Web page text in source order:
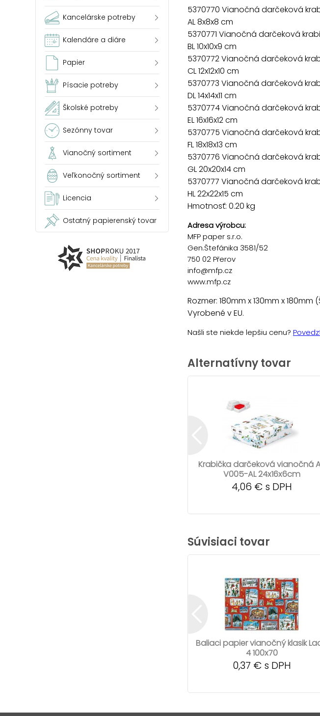
Kancelárske potreby
Kalendáre a diáre
Papier
Písacie potreby
Školské potreby
Sezónny tovar
Vianočný sortiment
Veľkonočný sortiment
Licencia
Ostatný papierenský tovar
5370770 Vianočná darčeková
AL 8x8x8 cm
5370771 Vianočná darčeková
BL 10x10x9 cm
5370772 Vianočná darčeková
CL 12x12x10 cm
5370773 Vianočná darčeková
DL 14x14x11 cm
5370774 Vianočná darčeková
EL 16x16x12 cm
5370775 Vianočná darčeková
FL 18x18x13 cm
5370776 Vianočná darčeková
GL 20x20x14 cm
5370777 Vianočná darčeková
HL 22x22x15 cm
Hmotnosť: 0.20 kg
Adresa výrobcu:
MFP paper s.r.o.
Gen.Štefánika 3581/52
750 02 Přerov
info@mfp.cz
www.mfp.cz
Rozmer: 180mm x 130mm x 180mm
Vyrobené v EU.
Našli ste niekde lepšiu cenu?
Alternatívny tovar
Krabička darčeková vianočná
V005-AL 24x16x6cm
4,06 € s DPH
Súvisiaci tovar
Baliaci papier vianočný klasik
4 100x70
0,37 € s DPH